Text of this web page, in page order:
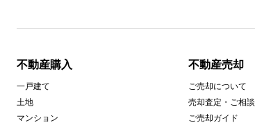
不動産購入
一戸建て
土地
マンション
不動産売却
ご売却について
売却査定・ご相談
ご売却ガイド